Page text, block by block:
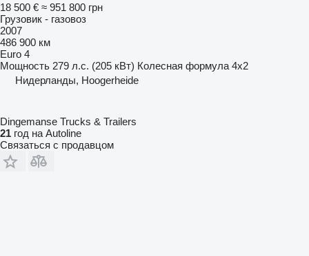
18 500 € ≈ 951 800 грн
Грузовик - газовоз
2007
486 900 км
Euro 4
Мощность 279 л.с. (205 кВт) Колесная формула 4x2
Нидерланды, Hoogerheide
Dingemanse Trucks & Trailers
21 год на Autoline
Связаться с продавцом